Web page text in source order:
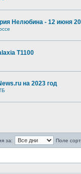
Нелюбина - 12 июня
T1100
на 2023 год
за:
Поле